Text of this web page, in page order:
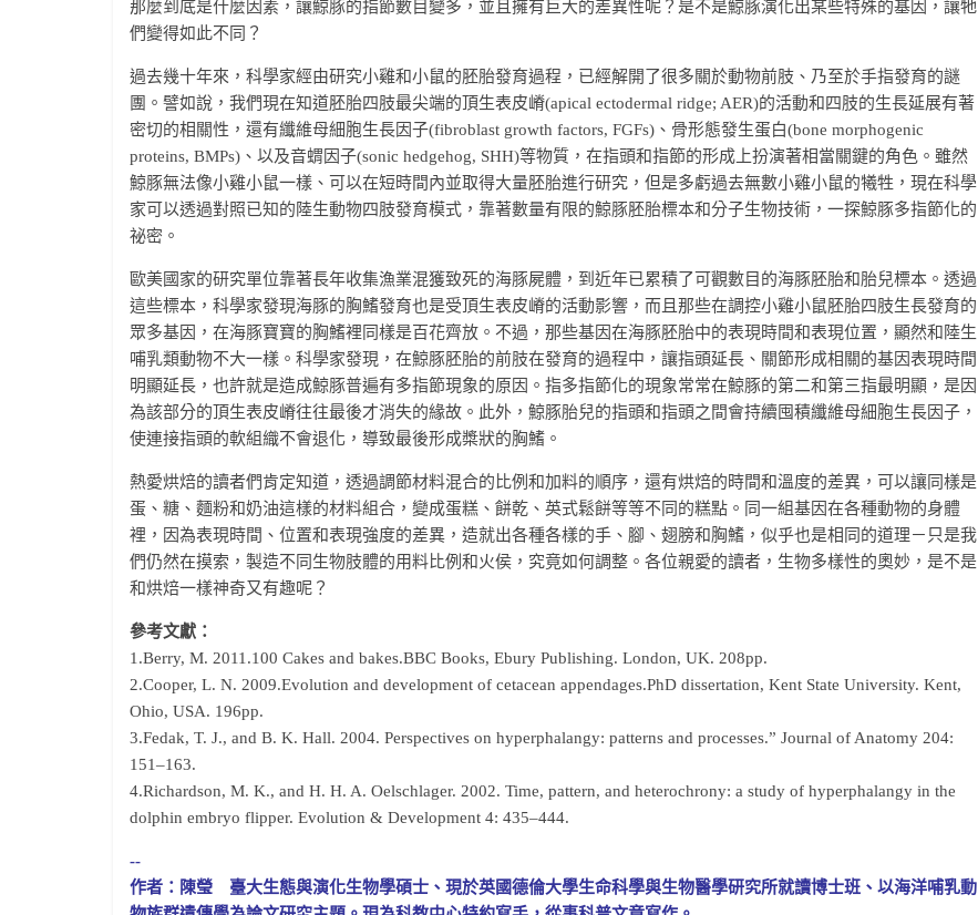
那麼到底是什麼因素，讓鯨豚的指節數目變多，並且擁有巨大的差異性呢？是不是鯨豚演化出某些特殊的基因，讓牠
們變得如此不同？
過去幾十年來，科學家經由研究小雞和小鼠的胚胎發育過程，已經解開了很多關於動物前肢、乃至於手指發育的謎
團。譬如說，我們現在知道胚胎四肢最尖端的頂生表皮嵴(apical ectodermal ridge; AER)的活動和四肢的生長延展有著
密切的相關性，還有纖維母細胞生長因子(fibroblast growth factors, FGFs)、骨形態發生蛋白(bone morphogenic
proteins, BMPs)、以及音蝟因子(sonic hedgehog, SHH)等物質，在指頭和指節的形成上扮演著相當關鍵的角色。雖然
鯨豚無法像小雞小鼠一樣、可以在短時間內並取得大量胚胎進行研究，但是多虧過去無數小雞小鼠的犧牲，現在科學
家可以透過對照已知的陸生動物四肢發育模式，靠著數量有限的鯨豚胚胎標本和分子生物技術，一探鯨豚多指節化的
祕密。
歐美國家的研究單位靠著長年收集漁業混獲致死的海豚屍體，到近年已累積了可觀數目的海豚胚胎和胎兒標本。透過
這些標本，科學家發現海豚的胸鰭發育也是受頂生表皮嵴的活動影響，而且那些在調控小雞小鼠胚胎四肢生長發育的
眾多基因，在海豚寶寶的胸鰭裡同樣是百花齊放。不過，那些基因在海豚胚胎中的表現時間和表現位置，顯然和陸生
哺乳類動物不大一樣。科學家發現，在鯨豚胚胎的前肢在發育的過程中，讓指頭延長、關節形成相關的基因表現時間
明顯延長，也許就是造成鯨豚普遍有多指節現象的原因。指多指節化的現象常常在鯨豚的第二和第三指最明顯，是因
為該部分的頂生表皮嵴往往最後才消失的緣故。此外，鯨豚胎兒的指頭和指頭之間會持續囤積纖維母細胞生長因子，
使連接指頭的軟組織不會退化，導致最後形成槳狀的胸鰭。
熱愛烘焙的讀者們肯定知道，透過調節材料混合的比例和加料的順序，還有烘焙的時間和溫度的差異，可以讓同樣是
蛋、糖、麵粉和奶油這樣的材料組合，變成蛋糕、餅乾、英式鬆餅等等不同的糕點。同一組基因在各種動物的身體
裡，因為表現時間、位置和表現強度的差異，造就出各種各樣的手、腳、翅膀和胸鰭，似乎也是相同的道理－只是我
們仍然在摸索，製造不同生物肢體的用料比例和火侯，究竟如何調整。各位親愛的讀者，生物多樣性的奧妙，是不是
和烘焙一樣神奇又有趣呢？
參考文獻：
1.Berry, M. 2011.100 Cakes and bakes.BBC Books, Ebury Publishing. London, UK. 208pp.
2.Cooper, L. N. 2009.Evolution and development of cetacean appendages.PhD dissertation, Kent State University. Kent,
Ohio, USA. 196pp.
3.Fedak, T. J., and B. K. Hall. 2004. Perspectives on hyperphalangy: patterns and processes.” Journal of Anatomy 204:
151–163.
4.Richardson, M. K., and H. H. A. Oelschlager. 2002. Time, pattern, and heterochrony: a study of hyperphalangy in the
dolphin embryo flipper. Evolution & Development 4: 435–444.
--
作者：陳瑩 臺大生態與演化生物學碩士、現於英國德倫大學生命科學與生物醫學研究所就讀博士班、以海洋哺乳動